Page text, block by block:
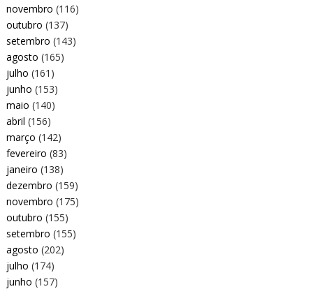
novembro (116)
outubro (137)
setembro (143)
agosto (165)
julho (161)
junho (153)
maio (140)
abril (156)
março (142)
fevereiro (83)
janeiro (138)
dezembro (159)
novembro (175)
outubro (155)
setembro (155)
agosto (202)
julho (174)
junho (157)